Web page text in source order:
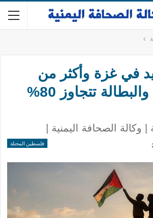
في غزة وأكثر من
مليوني نازح والبطالة تتجاوز 80%
الصحافة اليمنية |
فلسطين المحتلة